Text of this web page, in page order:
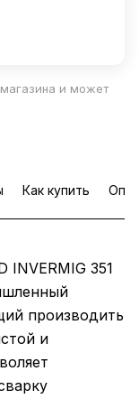
магазина и может
Как купить
INVERMIG 351
производить
и